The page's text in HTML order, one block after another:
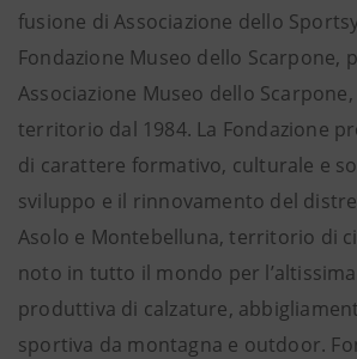
fusione di Associazione dello
Fondazione Museo dello Scarpone,
Associazione Museo dello
territorio dal 1984. La Fondazione
di carattere formativo, culturale e
sviluppo e il rinnovamento del
Asolo e Montebelluna, territorio di
noto in tutto il mondo per
produttiva di calzature,
sportiva da montagna e outdoor.